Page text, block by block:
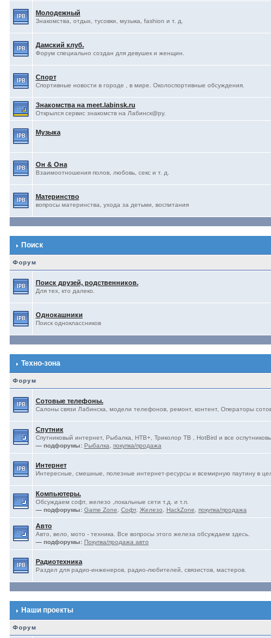
Молодежный
Знакомства, отдых, тусовки, музыка, fashion и т. д.
Дамский клуб.
Форум специально создан для девушек и женщин.
Спорт
Спортивные новости в городе , в мире. Околоспортивные обсуждения.
Знакомства на meet.labinsk.ru
Открылся сервис знакомств на Лабинск@ру.
Музыка
Он & Она
Взаимоотношения полов, любовь, секс и т. д.
Материнство
вопросы материнства, ухода за детьми, воспитания
Поиск
Форум
Поиск друзей, родственников.
Для тех, кто далеко.
Однокашники
Поиск одноклассников
Техно-зона
Форум
Сотовые телефоны.
Салоны связи Лабинска, модели телефонов, ремонт, контент, Операторы
Спутник
Спутниковый интернет, Рыбалка, НТВ+, Триколор ТВ , HotBird и все
— подфорумы: Рыбалка покупка/продажа
Интернет
Интересные, смешные, полезные интернет-ресурсы и всемирную паутину в
Компьютеры.
Обсуждаем софт, железо ,локальные сети т.д. и т.п.
— подфорумы: Game Zone Софт, Железо HackZone покупка/продажа
Авто
Авто, вело, мото - техника. Все вопросы этого железа обсуждаем здесь.
— подфорумы: Покупка/продажа авто
Радиотехника
Раздел для радио-инженеров, радио-любителей, связистов, мастеров.
Наши проекты
Форум